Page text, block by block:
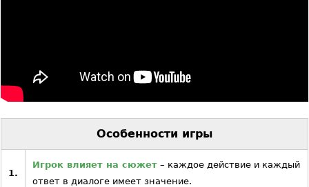
Особенности игры
1.
Игрок влияет на сюжет – каждое действие и каждый
ответ в диалоге имеет значение.